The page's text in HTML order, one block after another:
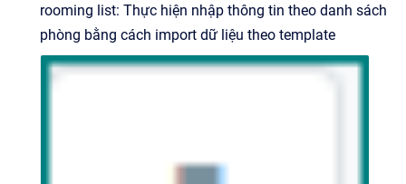
rooming list: Thực hiện nhập thông tin theo danh sách
phòng bằng cách import dữ liệu theo template